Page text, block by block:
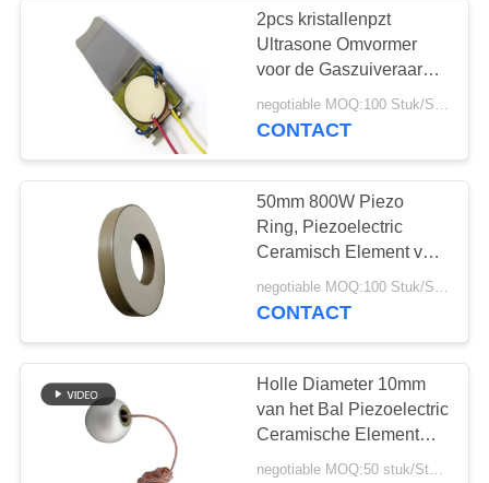
Piezoelectric Schijf
Piezoelectric Buis
23
2pcs kristallenpzt
Ultrasone Omvormer
voor de Gaszuiveraar
van de Roestvrij
staalschoonheid
CONTACT
50mm 800W Piezo
Ring, Piezoelectric
Ceramisch Element voor
Maskermachine
negotiable MOQ:100 Stuk/Stukken
CONTACT
Holle Diameter 10mm
van het Bal Piezoelectric
Ceramische Element
voor Oceanografie
negotiable MOQ:50 stuk/Stukken